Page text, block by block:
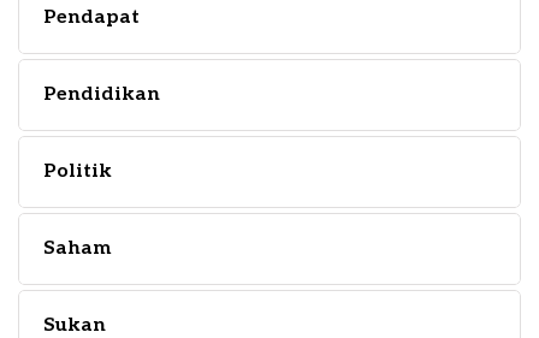
Pendapat
Pendidikan
Politik
Saham
Sukan